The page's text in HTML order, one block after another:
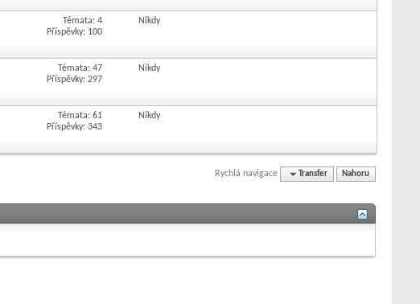
Témata: 4
Příspěvky: 100
Nikdy
Témata: 47
Příspěvky: 297
Nikdy
Témata: 61
Příspěvky: 343
Nikdy
Rychlá navigace Transfer Nahoru